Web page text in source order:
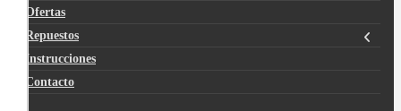
Ofertas
Repuestos
Instrucciones
Contacto